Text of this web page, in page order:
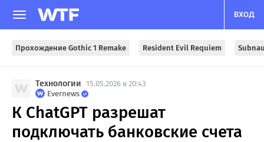
ВХОД
Прохождение Gothic 1 Remake Resident Evil Requiem
Технологии
15.05.2026 в 20:43
Evernews
К ChatGPT разрешат
подключать банковские счета